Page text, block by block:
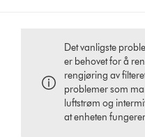
Det vanligste
er behovet for å
rengjøring av
problemer som
luftstrøm og
at enheten